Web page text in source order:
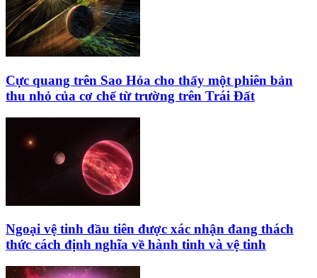
Cực quang trên Sao Hỏa cho thấy một phiên bản
thu nhỏ của cơ chế từ trường trên Trái Đất
Ngoại vệ tinh đầu tiên được xác nhận đang thách
thức cách định nghĩa về hành tinh và vệ tinh